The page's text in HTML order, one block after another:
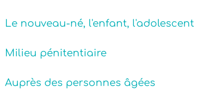
Le nouveau-né, l'enfant, l'adolescent
Milieu pénitentiaire
Auprès des personnes âgées